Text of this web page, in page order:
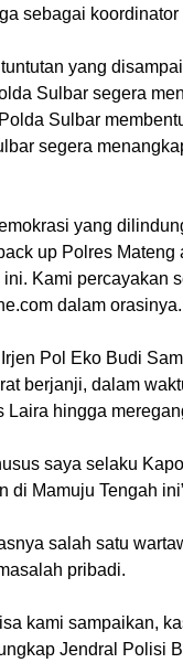
sebagai
yang
Sulbar segera
Sulbar
segera
yang
up Polres
Kami percayakan
dalam orasinya.
Pol Eko Budi
berjanji, dalam
Laira hingga
saya selaku
di Mamuju Tengah
salah satu
pribadi.
kami sampaikan,
Jendral Polisi